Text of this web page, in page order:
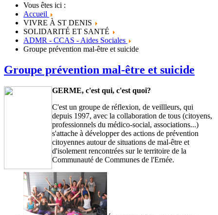
Vous êtes ici :
Accueil
VIVRE À ST DENIS
SOLIDARITÉ ET SANTÉ
ADMR - CCAS - Aides Sociales
Groupe prévention mal-être et suicide
Groupe prévention mal-être et suicide
GERME, c'est qui, c'est quoi?
C'est un groupe de réflexion, de veillleurs, qui
depuis 1997, avec la collaboration de tous (citoyens,
professionnels du médico-social, associations...)
s'attache à développer des actions de prévention
citoyennes autour de situations de mal-être et
d'isolement rencontrées sur le territoire de la
Communauté de Communes de l'Ernée.